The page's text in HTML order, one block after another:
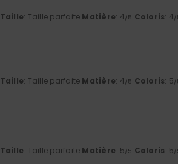
Taille: Taille parfaite Matière: 4/5 Coloris: 4/
Taille: Taille parfaite Matière: 4/5 Coloris: 5/
Taille: Taille parfaite Matière: 5/5 Coloris: 5/